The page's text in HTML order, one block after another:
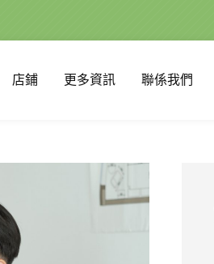
店鋪 更多資訊 聯係我們